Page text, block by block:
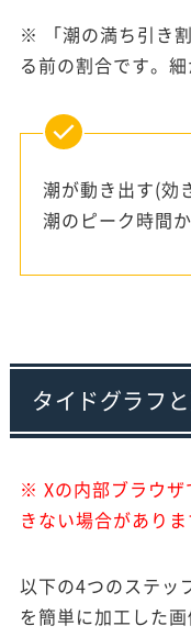
※ 「潮の満ち引き
る前の割合です。
潮が動き出す(効
潮のピーク時間
タイドグラフ
※ Xの内部ブラウザ
きない場合がありま
以下の4つのステッ
を簡単に加工した画